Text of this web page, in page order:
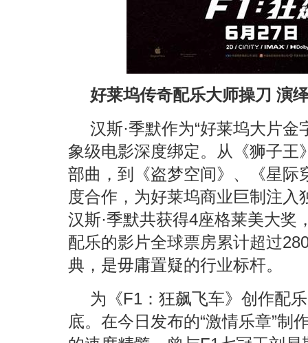
好莱坞传奇配乐大师操刀 演
汉斯·季默作为“好莱坞大片
象级电影深度绑定。从《狮子王
部曲，到《盗梦空间》、《星际
度合作，为好莱坞商业巨制注
汉斯·季默共获得4座格莱美大奖
配乐的影片全球票房累计超过
典，是毋庸置疑的行业标杆。
为《F1：狂飙飞车》创作配
底。在今日发布的“激情乐章”制